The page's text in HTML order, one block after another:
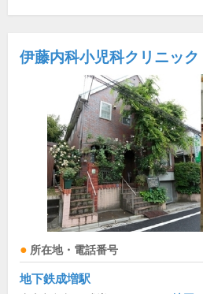
伊藤内科小児科クリニック
所在地・電話番号
地下鉄成増駅